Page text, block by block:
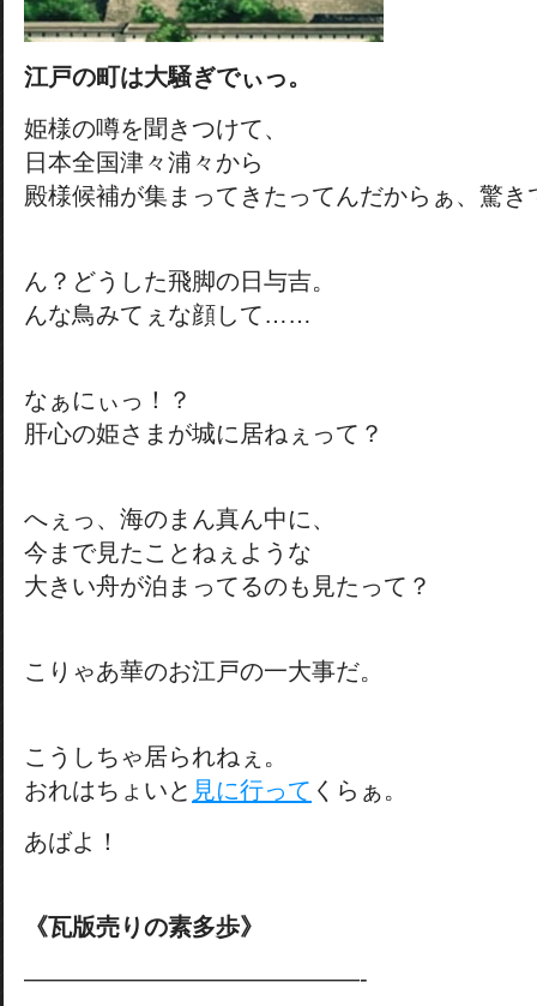
江戸の町は大騒ぎでぃっ。
姫様の噂を聞きつけて、
日本全国津々浦々から
殿様候補が集まってきたってんだからぁ、驚き
ん？どうした飛脚の日与吉。
んな鳥みてぇな顔して……
なぁにぃっ！？
肝心の姫さまが城に居ねぇって？
へぇっ、海のまん真ん中に、
今まで見たことねぇような
大きい舟が泊まってるのも見たって？
こりゃあ華のお江戸の一大事だ。
こうしちゃ居られねぇ。
おれはちょいと 見に行って くらぁ。
あばよ！
《瓦版売りの素多歩》
——————————————-